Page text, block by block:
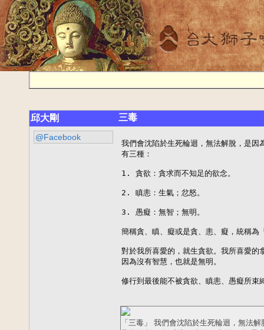
邱大剛 三毒
@Facebook
我們會沈陷於生死輪迴，無法解脫，是因
有三種：
1. 貪欲：貪求而不知足的欲念。
2. 瞋恚：生氣；忿怒。
3. 愚癡：無智；無明。
簡稱貪、瞋、癡或是貪、恚、癡，統稱為
對於我所喜愛的，就生貪欲。我所喜愛的
因為沒有智慧，也就是無明。
修行到最後能不被貪欲、瞋恚、愚癡所束
「三毒」 我們會沈陷於生死輪迴，無法